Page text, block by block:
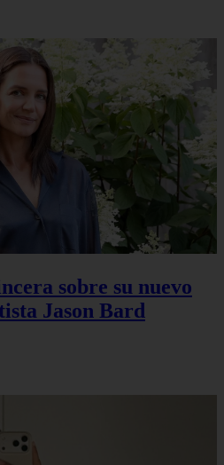
sobre su nuevo
Jason Bard